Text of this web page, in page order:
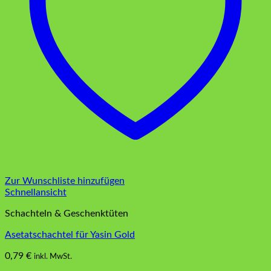
Zur Wunschliste hinzufügen
Schnellansicht
Schachteln & Geschenktüten
Asetatschachtel für Yasin Gold
0,79 € inkl. MwSt.